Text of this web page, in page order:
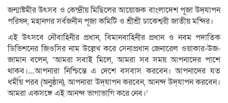
জন্মাষ্টমীর উৎসব ও কেন্দ্রীয় মিছিলের আয়োজক বাংলাদেশ পূজা উদ্‌যাপন
পরিষদ, মহানগর সর্বজনীন পূজা কমিটি ও শ্রীশ্রী ঢাকেশ্বরী জাতীয় মন্দির।
এই উৎসবে নৌবাহিনীর প্রধান, বিমানবাহিনীর প্রধান ও নবম পদাতিক
ডিভিশনের জিওসির নাম উল্লেখ করে সেনাপ্রধান জেনারেল ওয়াকার-উজ-
জামান বলেন, ‘আমরা সবাই মিলে, আমরা সব সময় আপনাদের পাশে
থাকব।…আপনারা নিশ্চিন্তে এ দেশে বসবাস করবেন। আপনাদের যত
ধর্মীয় পরব (অনুষ্ঠান), আপনারা উদ্‌যাপন করবেন, আনন্দ উদ্‌যাপন করবেন।
আমরা একসঙ্গে এই আনন্দ ভাগাভাগি করে নেব।’